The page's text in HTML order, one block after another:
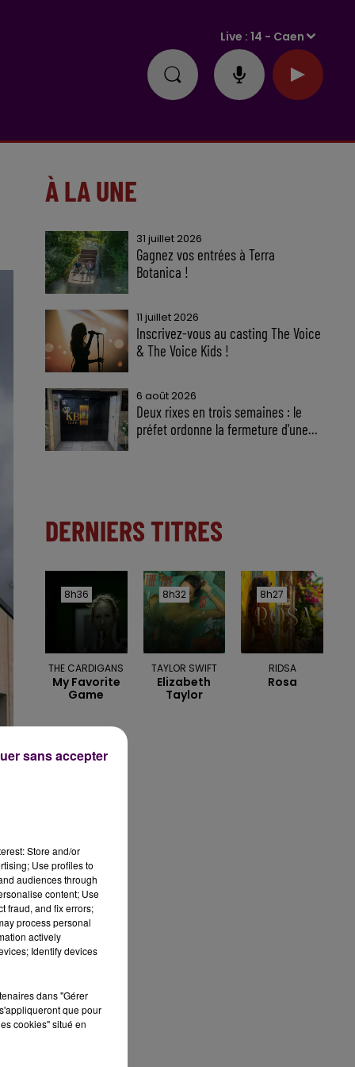
Live :14 - Caen
À LA UNE
31 juillet 2026
Gagnez vos entrées à Terra
Botanica !
11 juillet 2026
Inscrivez-vous au casting The Voice
& The Voice Kids !
6 août 2026
Deux rixes en trois semaines : le
préfet ordonne la fermeture d'une...
DERNIERS TITRES
8h36
8h36
THE CARDIGANS
My Favorite
Game
8h32
8h32
TAYLOR SWIFT
Elizabeth
Taylor
8h27
8h27
RIDSA
Rosa
Store and/or
Use profiles to
audiences through
content; Use
fraud, and fix errors;
process personal
actively
Identify devices
dans "Gérer
que pour
cookies" situé en
sans accepter